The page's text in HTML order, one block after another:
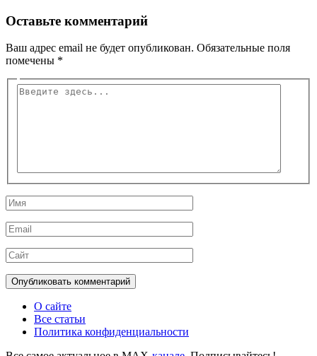
Оставьте комментарий
Ваш адрес email не будет опубликован. Обязательные поля
помечены *
Введите
Имя
Email
Сайт
О сайте
Все статьи
Политика конфиденциальности